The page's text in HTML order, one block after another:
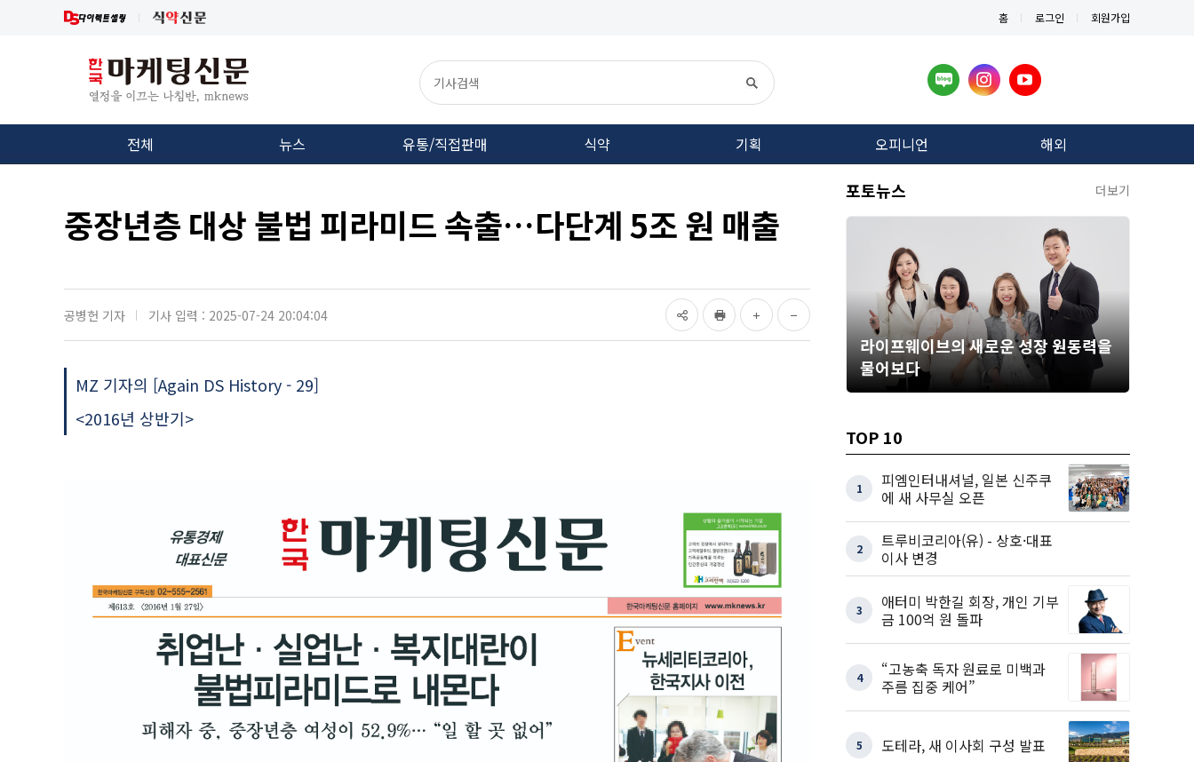
홈 로그인 회원가입
전체 뉴스 유통/직접판매 식약 기획 오피니언 해외
중장년층 대상 불법 피라미드 속출…다단계 5조 원 매출
공병헌 기자 기사 입력 : 2025-07-24 20:04:04
MZ 기자의 [Again DS History - 29]
<2016년 상반기>
포토뉴스 더보기
라이프웨이브의 새로운 성장 원동력을
물어보다
TOP 10
1
피엠인터내셔널, 일본 신주쿠
에 새 사무실 오픈
2
트루비코리아(유) - 상호·대표
이사 변경
3
애터미 박한길 회장, 개인 기부
금 100억 원 돌파
4
“고농축 독자 원료로 미백과
주름 집중 케어”
5 도테라, 새 이사회 구성 발표